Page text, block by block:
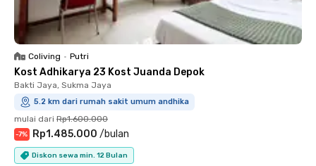
Coliving • Putri
Kost Adhikarya 23 Kost Juanda Depok
Bakti Jaya, Sukma Jaya
5.2 km dari rumah sakit umum andhika
mulai dari Rp1.600.000
-7% Rp1.485.000 /bulan
Diskon sewa min. 12 Bulan